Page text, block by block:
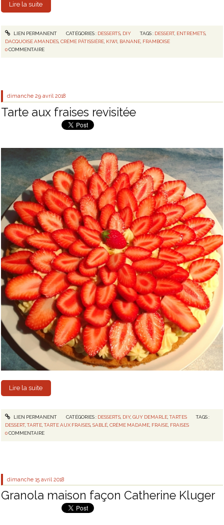
Lire la suite
LIEN PERMANENT CATÉGORIES : DESSERTS, DIY TAGS : DESSERT, ENTREMETS
DACQUOISE AMANDES ,CRÈME PÂTISSIÈRE KIWI BANANE FRAMBOISE
0COMMENTAIRE
dimanche 29 avril 2018
Tarte aux fraises revisitée
Lire la suite
LIEN PERMANENT CATÉGORIES : DESSERTS, DIY, GUY DEMARLE,TARTES
TAGS :
DESSERT,TARTE ,TARTE AUX FRAISES ,SABLÉ ,CRÈME MADAME FRAISE FRAISES
0COMMENTAIRE
dimanche 15 avril 2018
Granola maison façon Catherine Kluger